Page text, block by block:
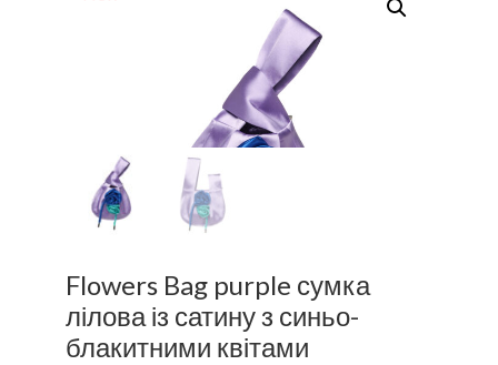
Flowers Bag purple сумка
лілова із сатину з синьо-
блакитними квітами